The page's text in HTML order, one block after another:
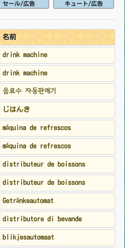
セール/広告 キュート/広告
名前
drink machine
drink machine
음료수 자동판매기
じはんき
máquina de refrescos
máquina de refrescos
distributeur de boissons
distributeur de boissons
Getränkeautomat
distributore di bevande
blikjesautomaat